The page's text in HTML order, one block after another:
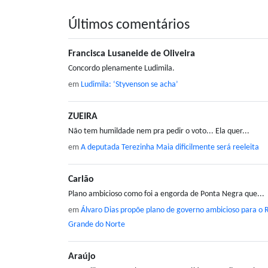
Últimos comentários
Francisca Lusaneide de Oliveira
Concordo plenamente Ludimila.
em Ludimila: ‘Styvenson se acha’
ZUEIRA
Não tem humildade nem pra pedir o voto... Ela quer...
em A deputada Terezinha Maia dificilmente será reeleita
Carlão
Plano ambicioso como foi a engorda de Ponta Negra que...
em Álvaro Dias propõe plano de governo ambicioso para o
Grande do Norte
Araújo